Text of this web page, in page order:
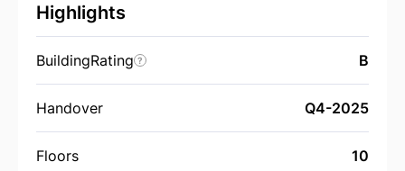
Highlights
BuildingRating ? B
Handover Q4-2025
Floors 10